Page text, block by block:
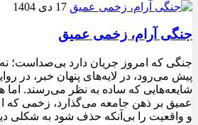
17 دی 1404
جنگی آرام، زخمی عمیق
جنگی که امروز جریان دارد بی‌صداست؛ نه
پیش می‌رود، در لایه‌های پنهان خبر، در
شایعه‌هایی که ساده به نظر می‌رسند. اما
عمیق بر ذهن جامعه می‌گذارد، زخمی که
و واقعیت را بی‌آنکه حذف شود به شکلی